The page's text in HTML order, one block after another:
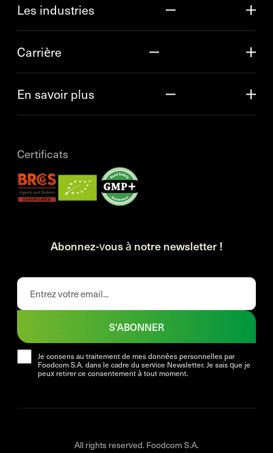
Les industries
Carrière
En savoir plus
Certificats
Abonnez-vous à notre newsletter !
Je consens au traitement de mes données personnelles par
Foodcom S.A. dans le cadre du service Newsletter. Je sais que je
peux retirer ce consentement à tout moment.
S'ABONNER
All rights reserved. Foodcom S.A.